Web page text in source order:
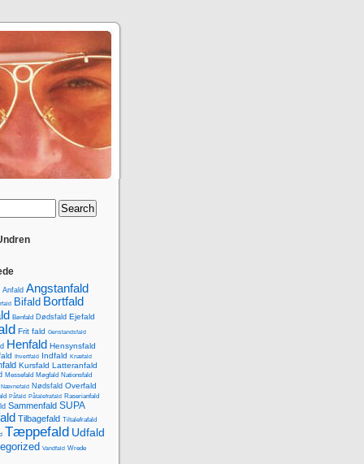
Anfald Angstanfald
Bifald Bortfald
Bønfald Dødsfald Ejefald
Frit fald Genstandsfald
Henfald Hensynsfald
Ihvertfald Indfald Knæfald
Kursfald Latteranfald
Messefald Møgfald Nationsfald
Nævnefald Nødsfald Overfald
Påfald Påtalefrafald Raserianfald
Sammenfald SUPA
Tilbagefald Tiltalefrafald
Tæppefald Udfald
Vandfald Wrede